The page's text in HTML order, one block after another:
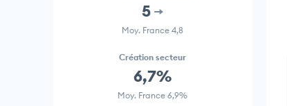
5
Moy. France 4,8
Création secteur
6,7%
Moy. France 6,9%